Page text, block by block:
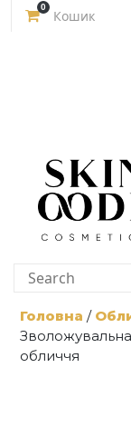
Skip
0
Кошик
Головна /
обличчя